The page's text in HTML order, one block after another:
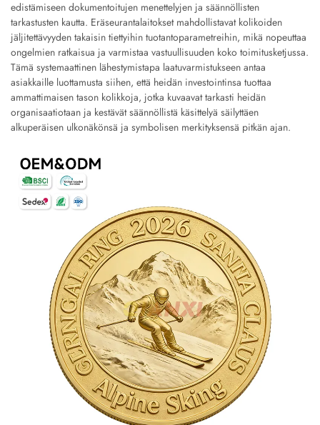
edistämiseen dokumentoitujen menettelyjen ja säännöllisten
tarkastusten kautta. Eräseurantalaitokset mahdollistavat kolikoiden
jäljitettävyyden takaisin tiettyihin tuotantoparametreihin, mikä nopeuttaa
ongelmien ratkaisua ja varmistaa vastuullisuuden koko toimitusketjussa.
Tämä systemaattinen lähestymistapa laatuvarmistukseen antaa
asiakkaille luottamusta siihen, että heidän investointinsa tuottaa
ammattimaisen tason kolikkoja, jotka kuvaavat tarkasti heidän
organisaatiotaan ja kestävät säännöllistä käsittelyä säilyttäen
alkuperäisen ulkonäkönsä ja symbolisen merkityksensä pitkän ajan.